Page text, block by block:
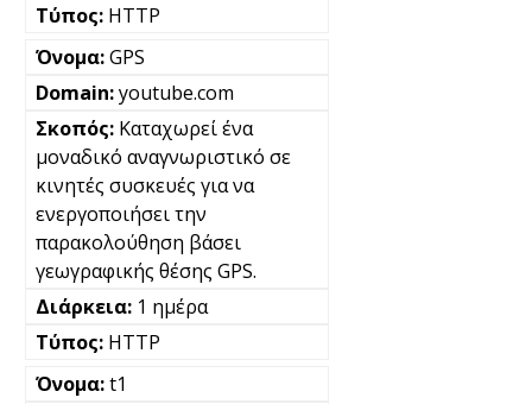
HTTP
GPS
youtube.com
Καταχωρεί ένα
μοναδικό αναγνωριστικό σε
κινητές συσκευές για να
ενεργοποιήσει την
παρακολούθηση βάσει
γεωγραφικής θέσης GPS.
1 ημέρα
HTTP
t1